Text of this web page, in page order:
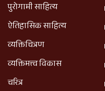
पुरोगामी साहित्य
ऐतिहासिक साहित्य
व्यक्तिचित्रण
व्यक्तिमत्त्व विकास
चरित्र